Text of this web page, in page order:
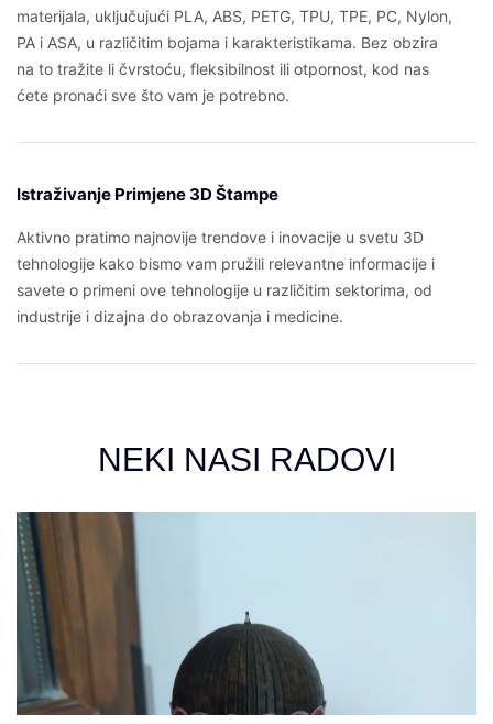
materijala, uključujući PLA, ABS, PETG, TPU, TPE, PC, Nylon,
PA i ASA, u različitim bojama i karakteristikama. Bez obzira
na to tražite li čvrstoću, fleksibilnost ili otpornost, kod nas
ćete pronaći sve što vam je potrebno.
Istraživanje Primjene 3D Štampe
Aktivno pratimo najnovije trendove i inovacije u svetu 3D
tehnologije kako bismo vam pružili relevantne informacije i
savete o primeni ove tehnologije u različitim sektorima, od
industrije i dizajna do obrazovanja i medicine.
NEKI NASI RADOVI